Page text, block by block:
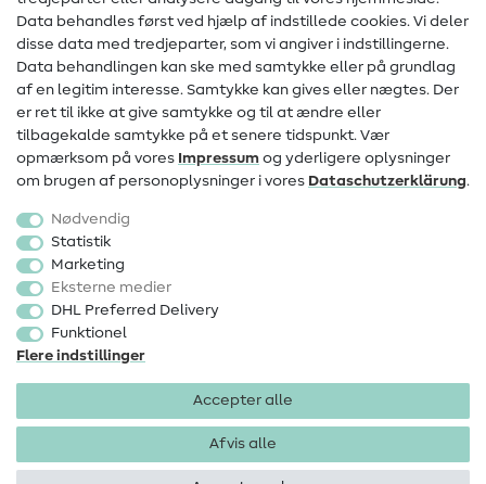
Information om ændring af operatør
FAQ
Fortrydelsesret
Populært
Sytilbehør
Udsalg
Data behandles først ved hjælp af indstillede cookies. Vi deler
disse data med tredjeparter, som vi angiver i indstillingerne.
Data behandlingen kan ske med samtykke eller på grundlag
af en legitim interesse. Samtykke kan gives eller nægtes. Der
er ret til ikke at give samtykke og til at ændre eller
tilbagekalde samtykke på et senere tidspunkt. Vær
opmærksom på vores Impressum og yderligere oplysninger
om brugen af personoplysninger i vores Data­schutz­erklärung.
Nødvendig
Statistik
Marketing
Eksterne medier
DHL Preferred Delivery
Funktionel
Flere indstillinger
Accepter alle
Afvis alle
Impressum Databeskyttelse
AGB